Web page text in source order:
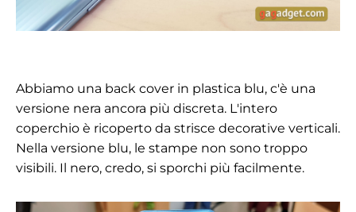
Abbiamo una back cover in plastica blu, c'è una
versione nera ancora più discreta. L'intero
coperchio è ricoperto da strisce decorative verticali.
Nella versione blu, le stampe non sono troppo
visibili. Il nero, credo, si sporchi più facilmente.